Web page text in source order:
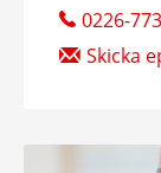
0226-
Skicka